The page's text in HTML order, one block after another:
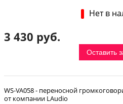
Нет в
3 430 руб.
Оставить
WS-VA058 - переносной
от компании LAudio